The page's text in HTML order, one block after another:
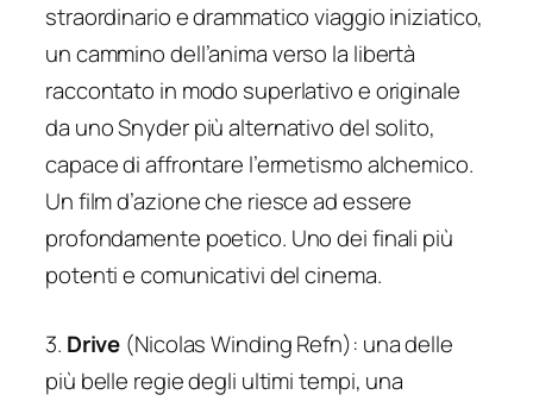
straordinario e drammatico viaggio iniziatico,
un cammino dell’anima verso la libertà
raccontato in modo superlativo e originale
da uno Snyder più alternativo del solito,
capace di affrontare l’ermetismo alchemico.
Un film d’azione che riesce ad essere
profondamente poetico. Uno dei finali più
potenti e comunicativi del cinema.
3. Drive (Nicolas Winding Refn): una delle
più belle regie degli ultimi tempi, una